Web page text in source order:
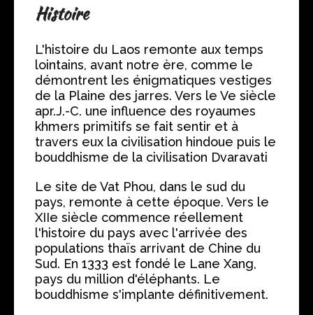
Histoire
L'histoire du Laos remonte aux temps
lointains, avant notre ère, comme le
démontrent les énigmatiques vestiges
de la Plaine des jarres. Vers le Ve siècle
apr.J.-C. une influence des royaumes
khmers primitifs se fait sentir et à
travers eux la civilisation hindoue puis le
bouddhisme de la civilisation Dvaravati
Le site de Vat Phou, dans le sud du
pays, remonte à cette époque. Vers le
XIIe siècle commence réellement
l'histoire du pays avec l'arrivée des
populations thaïs arrivant de Chine du
Sud. En 1333 est fondé le Lane Xang,
pays du million d'éléphants. Le
bouddhisme s'implante définitivement.